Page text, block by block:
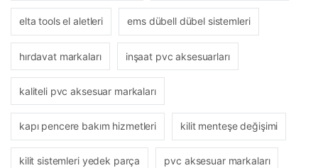
elta tools el aletleri ems dübell dübel sistemleri
hırdavat markaları inşaat pvc aksesuarları
kaliteli pvc aksesuar markaları
kapı pencere bakım hizmetleri kilit menteşe değişimi
kilit sistemleri yedek parça pvc aksesuar markaları